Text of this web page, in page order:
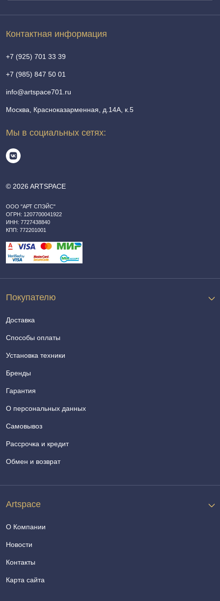
© 2026 ARTSPACE
ООО "АРТ СПЭЙС"
ОГРН: 1207700041922
ИНН: 7727438840
КПП: 772201001
Покупателю
Доставка
Способы оплаты
Установка техники
Бренды
Гарантия
О персональных данных
Самовывоз
Рассрочка и кредит
Обмен и возврат
Artspace
О Компании
Новости
Контакты
Карта сайта
Контактная информация
+7 (925) 701 33 39
+7 (985) 847 50 01
info@artspace701.ru
Москва, Красноказарменная, д.14А, к.5
Мы в социальных сетях: